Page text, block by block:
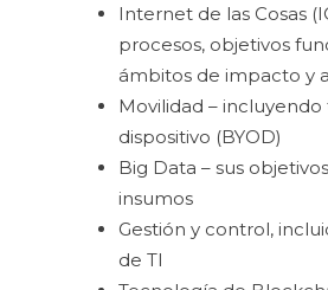
Internet de las Cosas
procesos, objetivos
ámbitos de impacto y
Movilidad –
dispositivo (BYOD)
Big Data – sus
insumos
Gestión y control,
de TI